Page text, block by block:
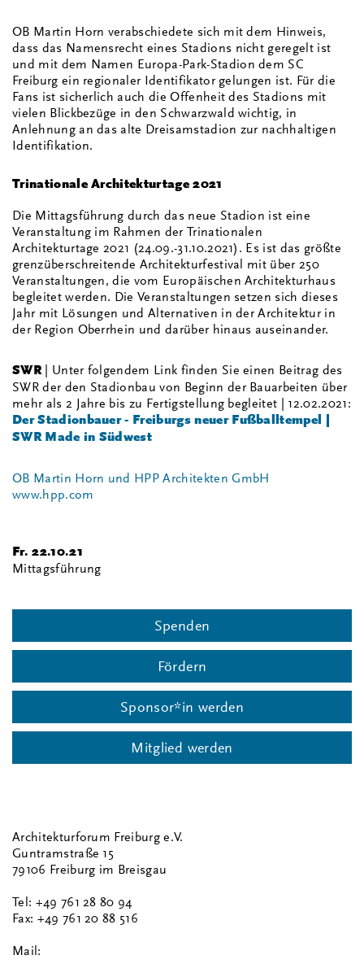
OB Martin Horn verabschiedete sich mit dem Hinweis,
dass das Namensrecht eines Stadions nicht geregelt ist
und mit dem Namen Europa-Park-Stadion dem SC
Freiburg ein regionaler Identifikator gelungen ist. Für die
Fans ist sicherlich auch die Offenheit des Stadions mit
vielen Blickbezüge in den Schwarzwald wichtig, in
Anlehnung an das alte Dreisamstadion zur nachhaltigen
Identifikation.
Trinationale Architekturtage 2021
Die Mittagsführung durch das neue Stadion ist eine
Veranstaltung im Rahmen der Trinationalen
Architekturtage 2021 (24.09.-31.10.2021). Es ist das größte
grenzüberschreitende Architekturfestival mit über 250
Veranstaltungen, die vom Europäischen Architekturhaus
begleitet werden. Die Veranstaltungen setzen sich dieses
Jahr mit Lösungen und Alternativen in der Architektur in
der Region Oberrhein und darüber hinaus auseinander.
SWR| Unter folgendem Link finden Sie einen Beitrag des
SWR der den Stadionbau von Beginn der Bauarbeiten über
mehr als 2 Jahre bis zu Fertigstellung begleitet | 12.02.2021:
Der Stadionbauer - Freiburgs neuer Fußballtempel |
SWR Made in Südwest
OB Martin Horn und HPP Architekten GmbH
www.hpp.com
Fr. 22.10.21
Mittagsführung
Spenden
Fördern
Sponsor*in werden
Mitglied werden
Architekturforum Freiburg e.V.
Guntramstraße 15
79106 Freiburg im Breisgau
Tel: +49 761 28 80 94
Fax: +49 761 20 88 516
Mail: